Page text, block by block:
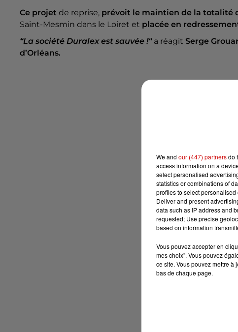
Ce projet de reprise, prévoit le maintien de la totalité
Saint-Mesmin dans le Loiret et placée en
“La société Duralex est sauvée !“a réagit Serge
d’Orléans.
We and our (447) partnersdo
access information on a
select personalised
statistics or combinations of
profiles to select personalised
Deliver and present
data such as IP address and
requested; Use precise
based on information
Vous pouvez accepter en
mes choix". Vous pouvez
ce site. Vous pouvez mettre à
bas de chaque page.